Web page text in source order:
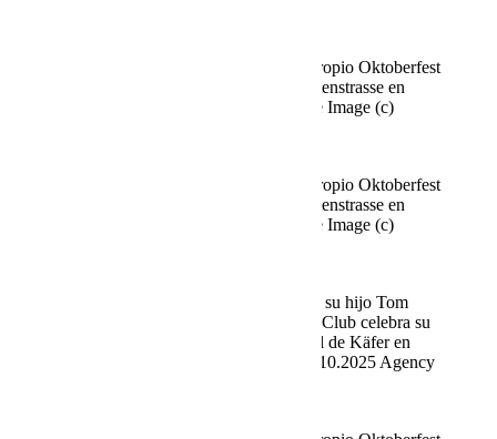
Fine Time Business Club celebra su propio Oktoberfest
en el Käfer Stammhaus en Prinzregentenstrasse en
Múnich el 02.10.2025 Agencia People Image (c)
Fine Time Business Club celebra su propio Oktoberfest
en el Käfer Stammhaus en Prinzregentenstrasse en
Múnich el 02.10.2025 Agencia People Image (c)
Axel Kahn, Andreas Belzek (artista) y su hijo Tom
Belzek (cantante) Fine Time Business Club celebra su
propio Oktoberfest en la sede principal de Käfer en
Prinzregentenstrasse en Múnich el 02.10.2025 Agency